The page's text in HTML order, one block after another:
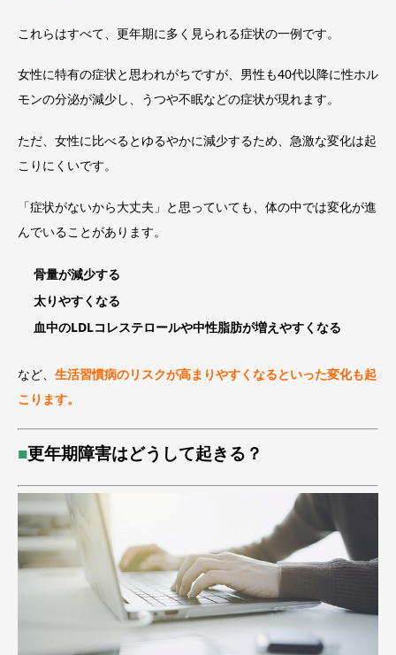
これらはすべて、更年期に多く見られる症状の一例です。
女性に特有の症状と思われがちですが、男性も40代以降に性ホル
モンの分泌が減少し、うつや不眠などの症状が現れます。
ただ、女性に比べるとゆるやかに減少するため、急激な変化は起
こりにくいです。
「症状がないから大丈夫」と思っていても、体の中では変化が進
んでいることがあります。
骨量が減少する
太りやすくなる
血中のLDLコレステロールや中性脂肪が増えやすくなる
など、 生活習慣病のリスクが高まりやすくなるといった変化も起
こります。
■更年期障害はどうして起きる？